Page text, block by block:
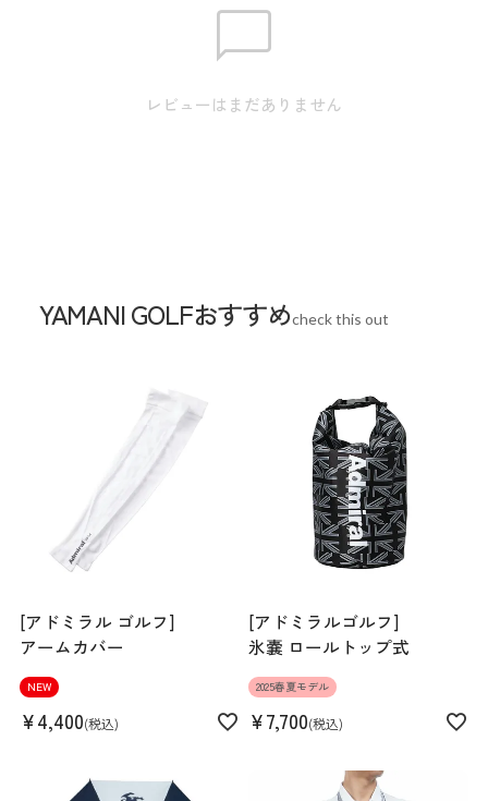
生産国
中国
レビューはまだありません
YAMANI GOLFおすすめcheck this out
[アドミラル ゴルフ]
アームカバー
NEW
¥4,400 税込
[アドミラルゴルフ]
氷嚢 ロールトップ式
2025春夏モデル
¥7,700 税込